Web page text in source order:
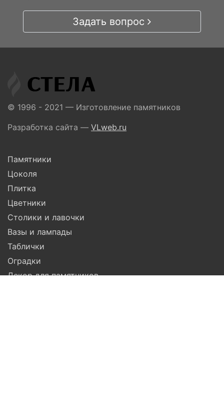
Задать вопрос
© 1996 - 2021 — Изготовление памятников
Разработка сайта — VLweb.ru
Памятники
Цоколя
Плитка
Цветники
Столики и лавочки
Вазы и лампады
Таблички
Оградки
Декор для памятников